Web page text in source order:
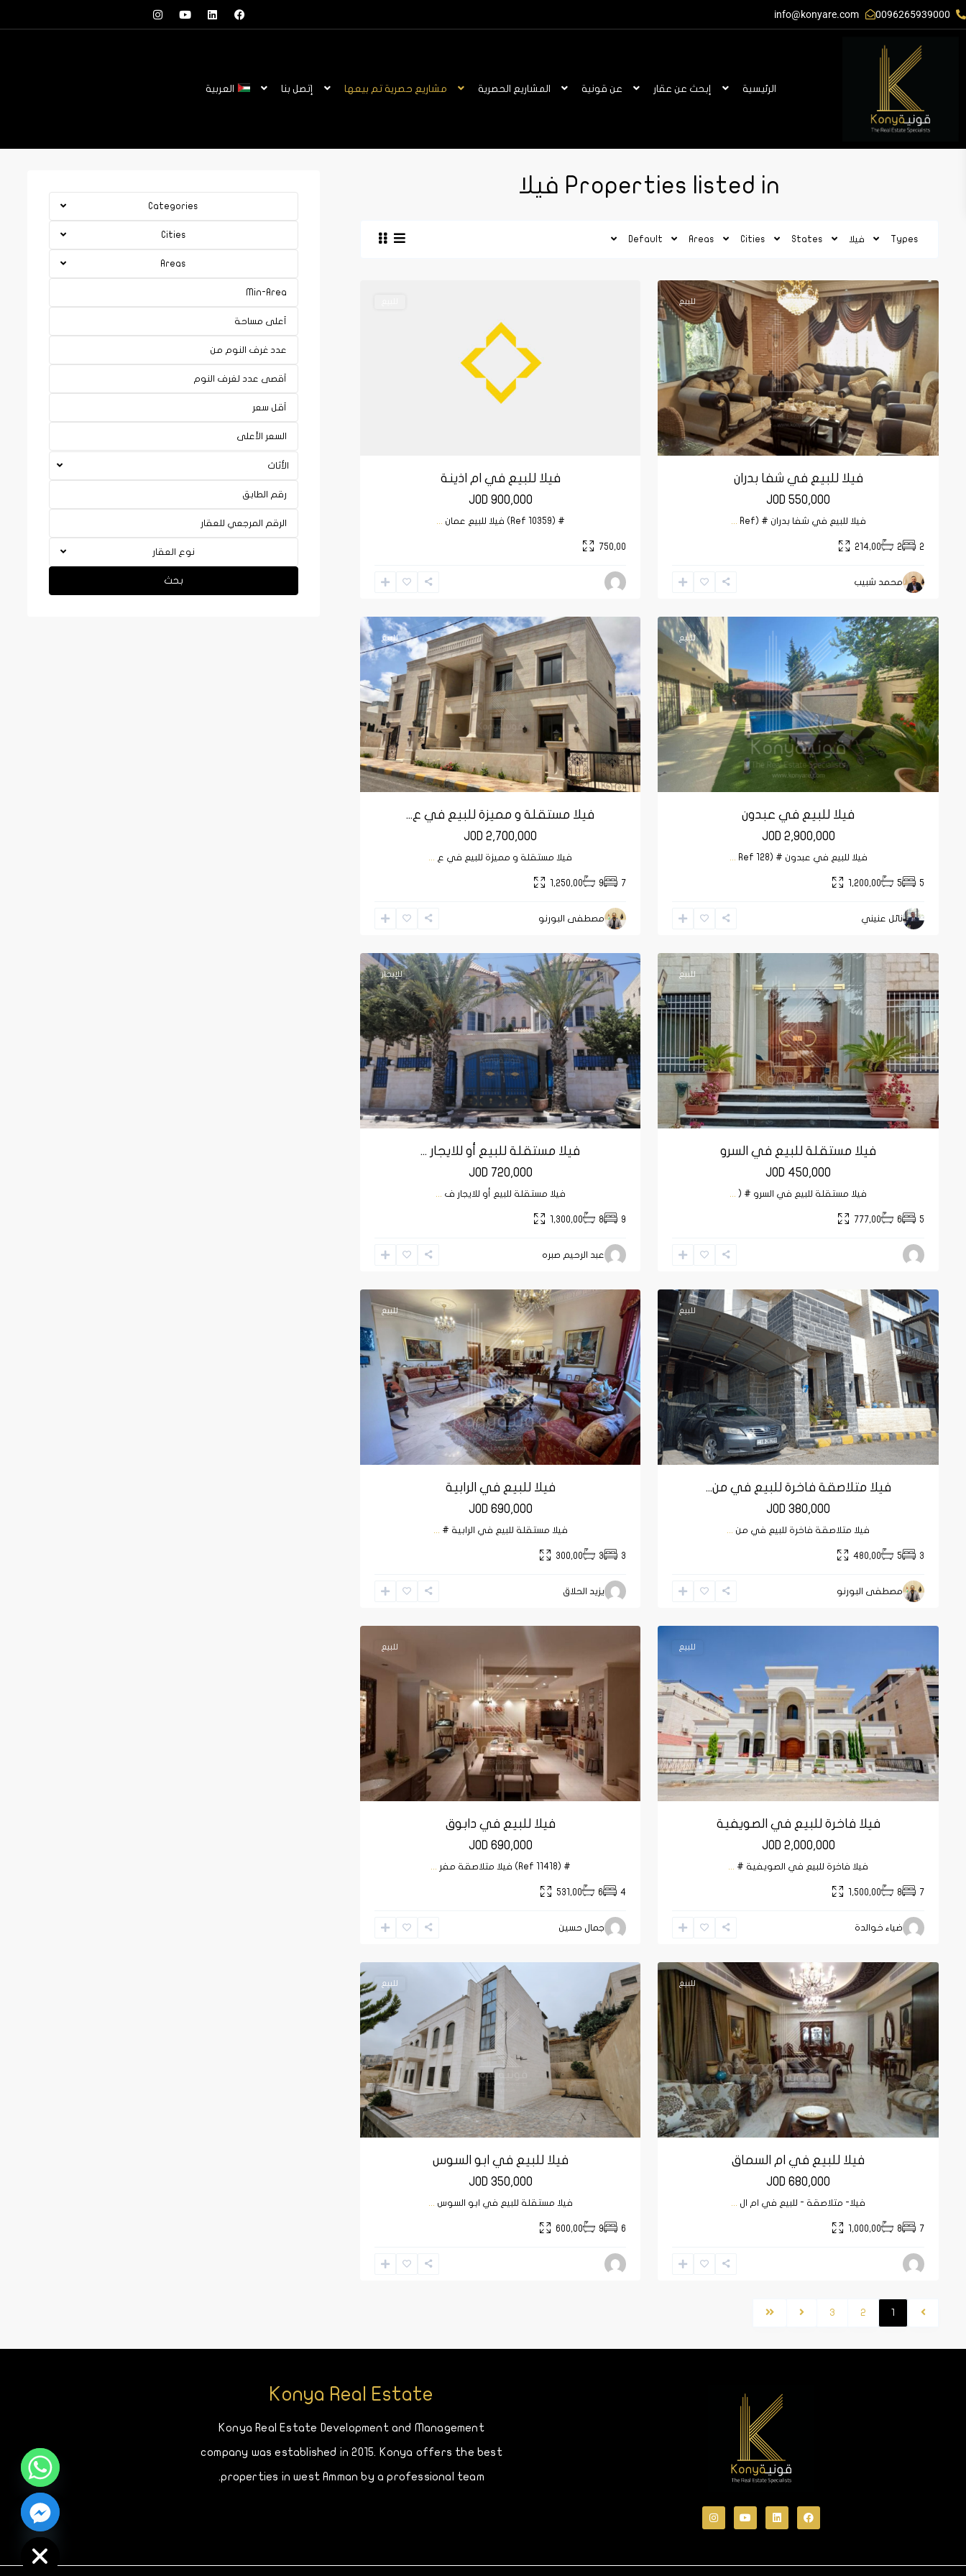
0096265939000
info@konyare.com
الرئيسية إبحث عن عقار عن قونية المشاريع الحصرية مشاريع حصرية تم بيعها إتصل بنا العربية
Properties listed in فيلا
Types فيلا States
Cities
Areas
Default
للبيع
فيلا للبيع في شفا بدران
JOD 550,000
فيلا للبيع في شفا بدران # (Ref
2
2
214,00
محمد شبيب
فيلا للبيع في ام اذينة
JOD 900,000
# (Ref 10359) فيلا للبيع عمان
750,00
عبدون,
للبيع
فيلا للبيع في عبدون
JOD 2,900,000
فيلا للبيع في عبدون # (Ref 128
5
5
1,200,00
نائل عنيني
عبدون
للبيع
فيلا مستقلة و مميزة للبيع في ع...
JOD 2,700,000
فيلا مستقلة و مميزة للبيع في ع
7
9
1,250,00
مصطفى البورنو
السلط,
للبيع
فيلا مستقلة للبيع في السرو
JOD 450,000
فيلا مستقلة للبيع في السرو # ( ...
5
6
777,00
الجبيهة,
للإيجار
فيلا مستقلة للبيع أو للايجار ...
JOD 720,000
فيلا مستقلة للبيع أو للايجار ف ...
9
8
1,300,00
عبد الرحيم صبره
الكرسي
للبيع
فيلا متلاصقة فاخرة للبيع في من...
JOD 380,000
فيلا متلاصقة فاخرة للبيع في من ...
3
5
480,00
مصطفى البورنو
الرابية,
للبيع
فيلا للبيع في الرابية
JOD 690,000
فيلا مستقلة للبيع في الرابية # ...
3
3
300,00
يزيد الحلاق
الصويفية,
للبيع
فيلا فاخرة للبيع في الصويفية
JOD 2,000,000
فيلا فاخرة للبيع في الصويفية # ...
7
8
1,500,00
ضياء خوالدة
دابوق,
للبيع
فيلا للبيع في دابوق
JOD 690,000
# (Ref 11418) فيلا متلاصقة مفر ...
4
6
531,00
جمال حسين
أم
السماق
عمان,
للبيع
فيلا للبيع في ام السماق
JOD 680,000
فيلا- متلاصقة - للبيع في ام ال ...
7
8
1,000,00
أبو
السوس,
للبيع
فيلا للبيع في ابو السوس
JOD 350,000
فيلا مستقلة للبيع في ابو السوس ...
6
9
600,00
1
2
3
Categories
Cities
Areas
الأثاث
نوع العقار
بحث
Konya Real Estate
Konya Real Estate Development and Management
company was established in 2015. Konya offers the best
properties in west Amman by a professional team.
Hide chaty